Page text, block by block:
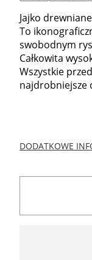
Jajko
To
swobodnym
Całkowita
Wszystkie
najdrobniejsze
DODATKOWE